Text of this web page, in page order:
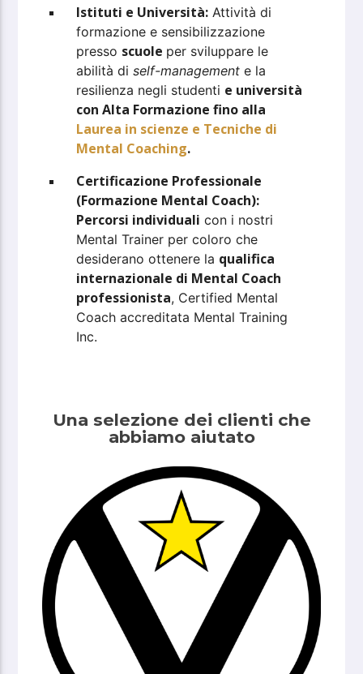
Istituti e Università: Attività di
formazione e sensibilizzazione
presso scuole per sviluppare le
abilità diself-management e la
resilienza negli studenti e università
con Alta Formazione fino alla
Laurea in scienze e Tecniche di
Mental Coaching.
Certificazione Professionale
(Formazione Mental Coach):
Percorsi individuali con i nostri
Mental Trainer per coloro che
desiderano ottenere la qualifica
internazionale di Mental Coach
professionista, Certified Mental
Coach accreditata Mental Training
Inc.
Una selezione dei clienti che
abbiamo aiutato